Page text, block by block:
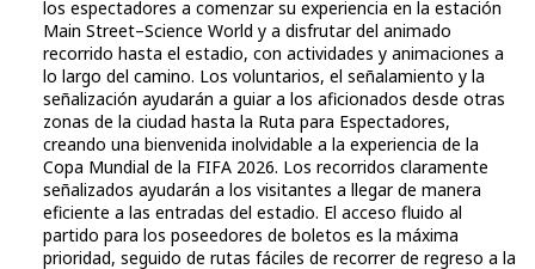
los espectadores a comenzar su experiencia en la estación
Main Street–Science World y a disfrutar del animado
recorrido hasta el estadio, con actividades y animaciones a
lo largo del camino. Los voluntarios, el señalamiento y la
señalización ayudarán a guiar a los aficionados desde otras
zonas de la ciudad hasta la Ruta para Espectadores,
creando una bienvenida inolvidable a la experiencia de la
Copa Mundial de la FIFA 2026. Los recorridos claramente
señalizados ayudarán a los visitantes a llegar de manera
eficiente a las entradas del estadio. El acceso fluido al
partido para los poseedores de boletos es la máxima
prioridad, seguido de rutas fáciles de recorrer de regreso a la